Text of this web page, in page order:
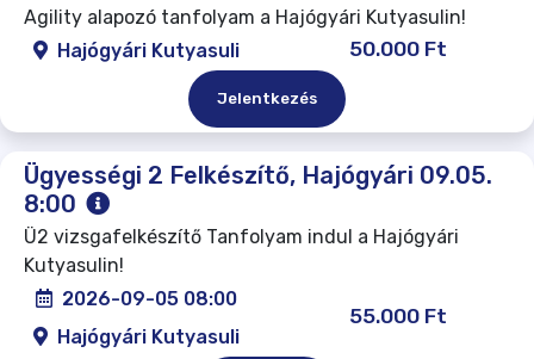
Agility alapozó tanfolyam a Hajógyári Kutyasulin!
Hajógyári Kutyasuli
50.000 Ft
Jelentkezés
Ügyességi 2 Felkészítő, Hajógyári 09.05.
8:00
Ü2 vizsgafelkészítő Tanfolyam indul a Hajógyári
Kutyasulin!
2026-09-05 08:00
Hajógyári Kutyasuli
55.000 Ft